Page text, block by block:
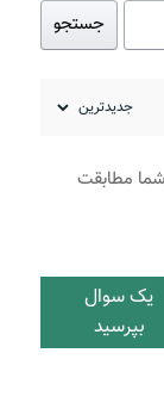
جستجو
مطابقت
یک سوال
بپرسید